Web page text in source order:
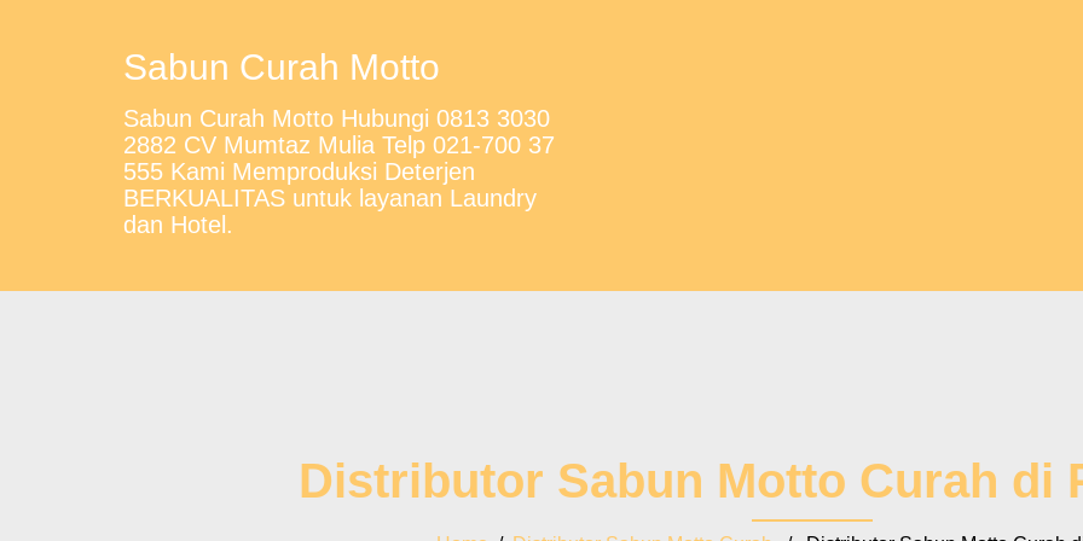
Sabun Curah Motto
Sabun Curah Motto Hubungi 0813 3030
2882 CV Mumtaz Mulia Telp 021-700 37
555 Kami Memproduksi Deterjen
BERKUALITAS untuk layanan Laundry
dan Hotel.
Distributor Sabun Motto Curah di